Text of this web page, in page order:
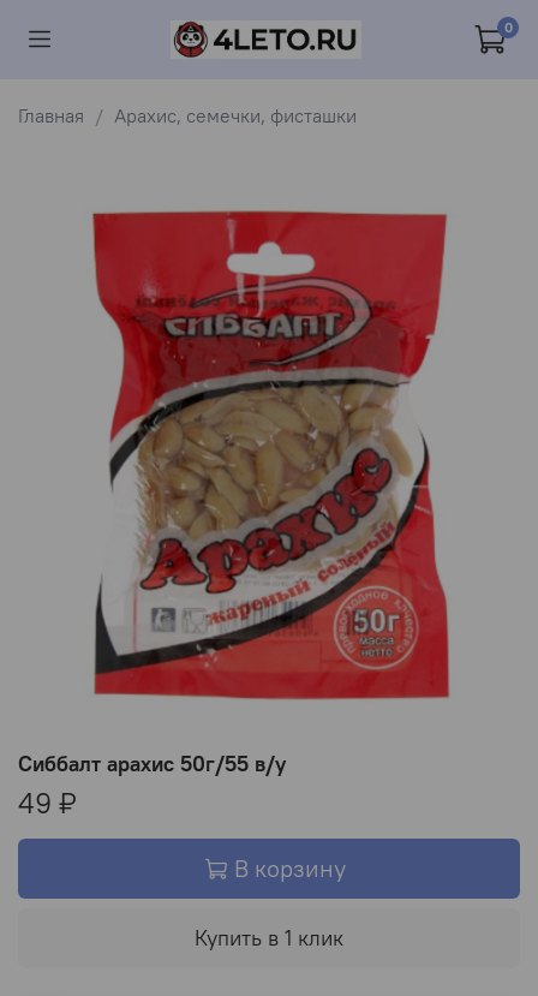
0
Главная Арахис, семечки, фисташки
Сиббалт арахис 50г/55 в/у
49 ₽
В корзину
Купить в 1 клик